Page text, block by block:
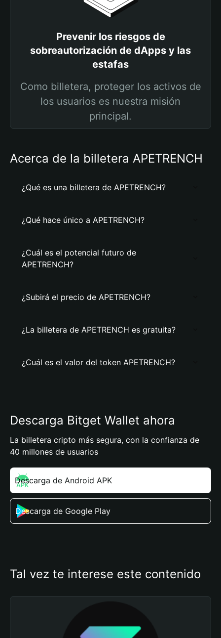
Prevenir los riesgos de
sobreautorización de dApps y las
estafas
Como billetera, proteger los activos de
los usuarios es nuestra misión
principal.
Acerca de la billetera APETRENCH
¿Qué es una billetera de APETRENCH?
¿Qué hace único a APETRENCH?
¿Cuál es el potencial futuro de
APETRENCH?
¿Subirá el precio de APETRENCH?
¿La billetera de APETRENCH es gratuita?
¿Cuál es el valor del token APETRENCH?
Descarga Bitget Wallet ahora
La billetera cripto más segura, con la confianza de
40 millones de usuarios
Descarga de Android APK
Descarga de Google Play
Tal vez te interese este contenido